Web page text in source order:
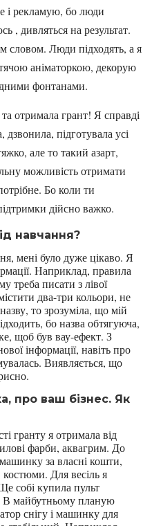
і рекламую, бо люди
, дивляться на результат.
словом. Люди підходять, а я
аніматоркою, декорую
фонтанами.
отримала грант! Я справді
підготувала усі
але то такий азарт,
можливість отримати
Бо коли ти
дійсно важко.
навчання?
мені було дуже цікаво. Я
Наприклад, правила
треба писати з лівої
два-три кольори, не
то зрозуміла, що мій
бо назва обтягуюча,
щоб був вау-ефект. З
інформації, навіть про
Виявляється, що
про ваш бізнес. Як
гранту я отримала від
фарби, аквагрим. До
за власні кошти,
Для весіль я
собі купила пульт
В майбутньому планую
снігу і машинку для